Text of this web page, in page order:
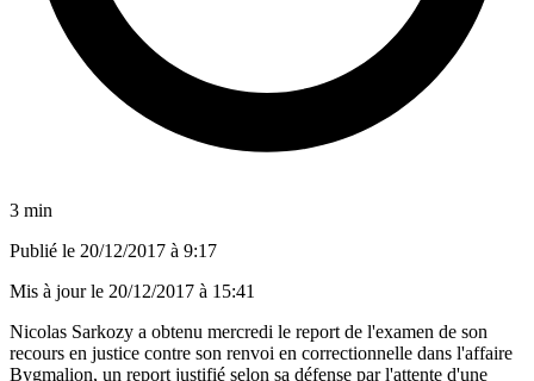
3 min
Publié le 20/12/2017 à 9:17
Mis à jour le 20/12/2017 à 15:41
Nicolas Sarkozy a obtenu mercredi le report de l'examen de son
recours en justice contre son renvoi en correctionnelle dans l'affaire
Bygmalion, un report justifié selon sa défense par l'attente d'une